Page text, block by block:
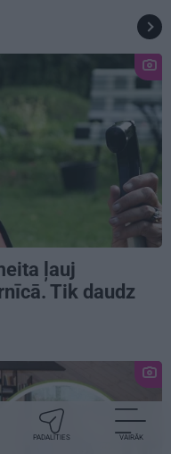
ļauj
Tik daudz
PADALĪTIES VAIRĀK